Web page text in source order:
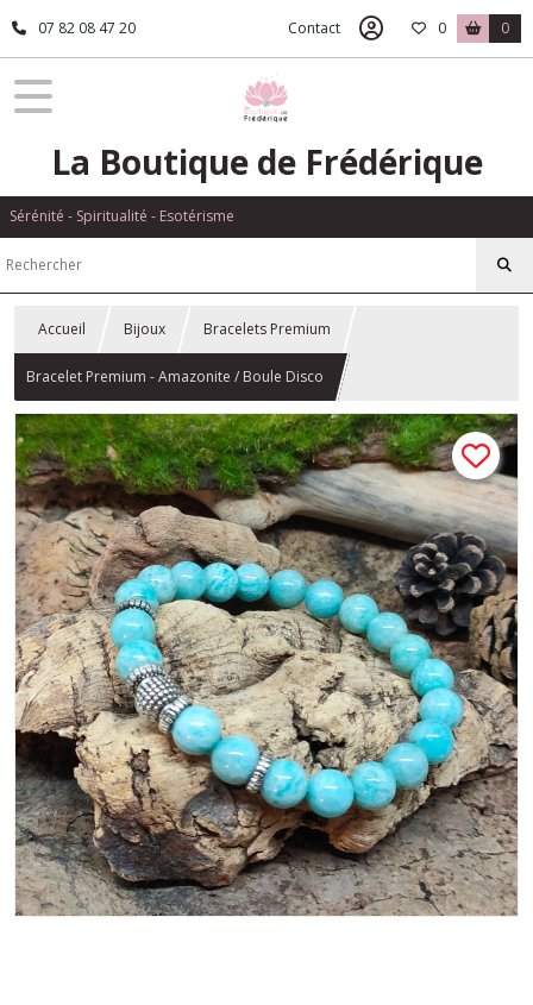
07 82 08 47 20 Contact 0 0
La Boutique de Frédérique
Sérénité - Spiritualité - Esotérisme
Accueil Bijoux Bracelets Premium
Bracelet Premium - Amazonite / Boule Disco